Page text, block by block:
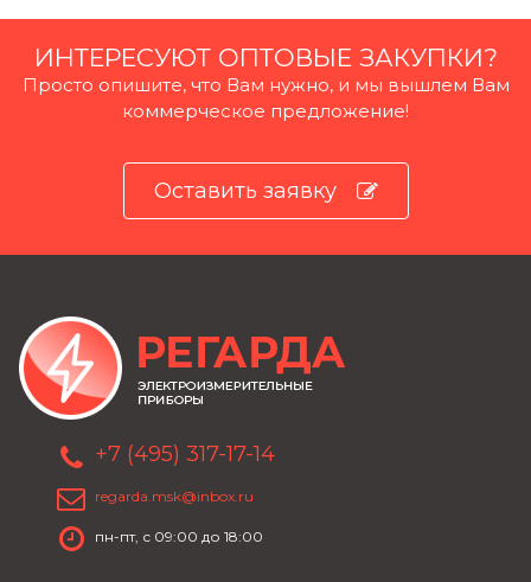
ИНТЕРЕСУЮТ ОПТОВЫЕ ЗАКУПКИ?
Просто опишите, что Вам нужно, и мы вышлем Вам
коммерческое предложение!
Оставить заявку
+7 (495) 317-17-14
regarda.msk@inbox.ru
пн-пт, с 09:00 до 18:00